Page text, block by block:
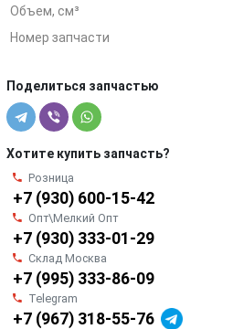
Объем, см³
Номер запчасти
Поделиться запчастью
Хотите купить запчасть?
Розница
+7 (930) 600-15-42
Опт\Мелкий Опт
+7 (930) 333-01-29
Склад Москва
+7 (995) 333-86-09
Telegram
+7 (967) 318-55-76